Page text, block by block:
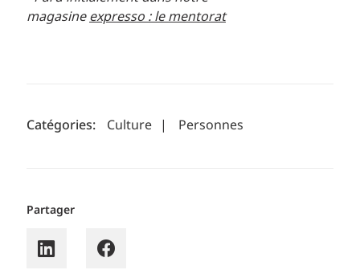
magasineexpresso : le mentorat
Catégories: Culture | Personnes
Partager